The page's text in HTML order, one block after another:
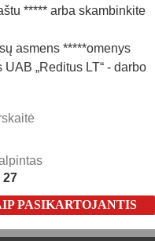
***** arba skambinkite
asmens *****omenys
„Reditus LT“ - darbo
27
PASIKARTOJANTIS